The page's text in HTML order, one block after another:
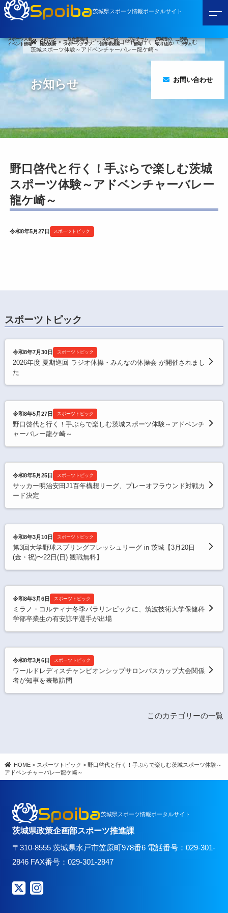
Spoiba茨城県スポーツ情報ポータルサイト
スポーツ大会
イベント情報
スポーツ
施設検索
総合型地域
スポーツクラブ
スポーツ
指導者検索
プロチーム
情報
茨城県の
取り組み
特集・
コラム
お問い合わせ
HOME>スポーツトピック>野口啓代と行く！手ぶらで楽しむ
茨城スポーツ体験～アドベンチャーバレー龍ケ崎～
お知らせ
野口啓代と行く！手ぶらで楽しむ茨城
スポーツ体験～アドベンチャーバレー
龍ケ崎～
令和8年5月27日 スポーツトピック
スポーツトピック
令和8年7月30日 スポーツトピック
2026年度 夏期巡回 ラジオ体操・みんなの体操会 が開催されまし
た
令和8年5月27日 スポーツトピック
野口啓代と行く！手ぶらで楽しむ茨城スポーツ体験～アドベンチ
ャーバレー龍ケ崎～
令和8年5月25日 スポーツトピック
サッカー明治安田J1百年構想リーグ、プレーオフラウンド対戦カ
ード決定
令和8年3月10日 スポーツトピック
第3回大学野球スプリングフレッシュリーグ in 茨城【3月20日
(金・祝)〜22日(日) 観戦無料】
令和8年3月6日 スポーツトピック
ミラノ・コルティナ冬季パラリンピックに、筑波技術大学保健科
学部卒業生の有安諒平選手が出場
令和8年3月6日 スポーツトピック
ワールドレディスチャンピオンシップサロンパスカップ大会関係
者が知事を表敬訪問
このカテゴリーの一覧
HOME > スポーツトピック >野口啓代と行く！手ぶらで楽しむ茨城スポーツ体験～
アドベンチャーバレー龍ケ崎～
Spoiba茨城県スポーツ情報ポータルサイト
茨城県政策企画部スポーツ推進課
〒310-8555 茨城県水戸市笠原町978番6 電話番号：029-301-
2846 FAX番号：029-301-2847